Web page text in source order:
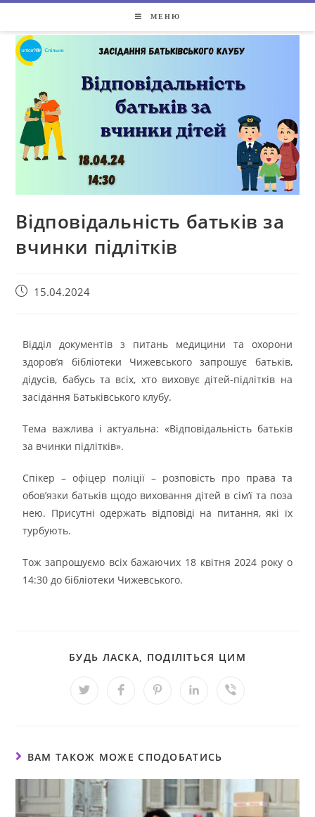
МЕНЮ
Відповідальність батьків за
вчинки підлітків
15.04.2024
Відділ документів з питань медицини та охорони
здоров’я бібліотеки Чижевського запрошує батьків,
дідусів, бабусь та всіх, хто виховує дітей-підлітків на
засідання Батьківського клубу.
Тема важлива і актуальна: «Відповідальність батьків
за вчинки підлітків».
Спікер – офіцер поліції – розповість про права та
обов’язки батьків щодо виховання дітей в сім’ї та поза
нею. Присутні одержать відповіді на питання, які їх
турбують.
Тож запрошуємо всіх бажаючих 18 квітня 2024 року о
14:30 до бібліотеки Чижевського.
БУДЬ ЛАСКА, ПОДІЛІТЬСЯ ЦИМ
ВАМ ТАКОЖ МОЖЕ СПОДОБАТИСЬ